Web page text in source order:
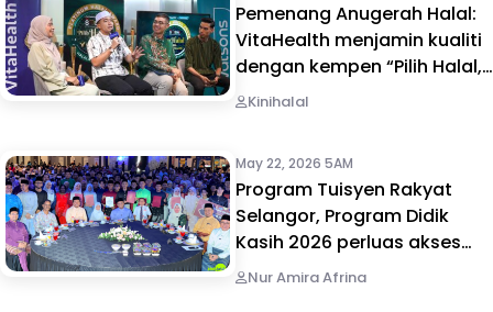
Pemenang Anugerah Halal:
VitaHealth menjamin kualiti
dengan kempen “Pilih Halal,
Pilih VitaHealth”
Kinihalal
May 22, 2026 5AM
Program Tuisyen Rakyat
Selangor, Program Didik
Kasih 2026 perluas akses
pendidikan berkualiti
Nur Amira Afrina